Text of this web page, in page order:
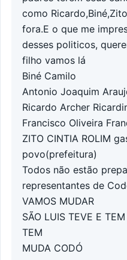
como
fora.E o que me
desses politicos,
filho vamos lá
Biné Camilo
Antonio Joaquim
Ricardo Archer
Francisco Oliveira
ZITO CINTIA ROLIM
povo(prefeitura)
Todos não estão
representantes de
VAMOS MUDAR
SÃO LUIS TEVE E
TEM
MUDA CODÓ